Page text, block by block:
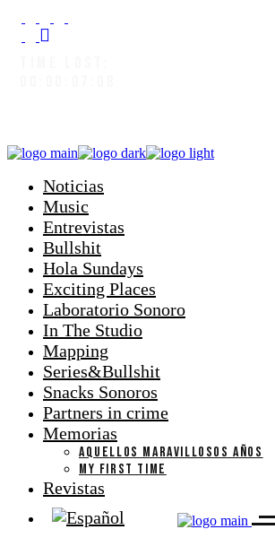
Noticias
Music
Entrevistas
Bullshit
Hola Sundays
Exciting Places
Laboratorio Sonoro
In The Studio
Mapping
Series&Bullshit
Snacks Sonoros
Partners in crime
Memorias
AQUELLOS MARAVILLOSOS AÑOS
MY FIRST TIME
Revistas